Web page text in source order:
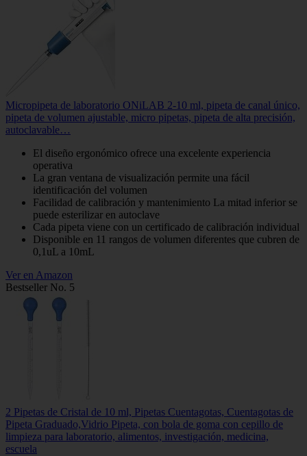
Micropipeta de laboratorio ONiLAB 2-10 ml, pipeta de canal único,
pipeta de volumen ajustable, micro pipetas, pipeta de alta precisión,
autoclavable…
El diseño ergonómico ofrece una excelente experiencia
operativa
La gran ventana de visualización permite una fácil
identificación del volumen
Facilidad de calibración y mantenimiento La mitad inferior se
puede esterilizar en autoclave
Cada pipeta viene con un certificado de calibración individual
Disponible en 11 rangos de volumen diferentes que cubren de
0,1uL a 10mL
Ver en Amazon
Bestseller No. 5
2 Pipetas de Cristal de 10 ml, Pipetas Cuentagotas, Cuentagotas de
Pipeta Graduado,Vidrio Pipeta, con bola de goma con cepillo de
limpieza para laboratorio, alimentos, investigación, medicina,
escuela